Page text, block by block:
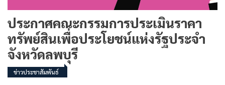
ประกาศคณะกรรมการประเมินราคา
ทรัพย์สินเพื่อประโยชน์แห่งรัฐประจำ
จังหวัดลพบุรี
ข่าวประชาสัมพันธ์